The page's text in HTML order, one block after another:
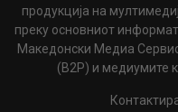
продукција на
преку основниот
Македонски Медиа
(B2P) и медиумите